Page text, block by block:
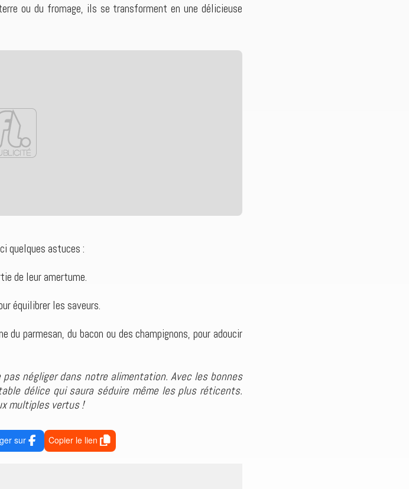
ou du fromage, ils se transforment en une délicieuse
quelques astuces :
de leur amertume.
équilibrer les saveurs.
parmesan, du bacon ou des champignons, pour adoucir
négliger dans notre alimentation. Avec les bonnes
délice qui saura séduire même les plus réticents.
multiples vertus !
sur Copier le lien